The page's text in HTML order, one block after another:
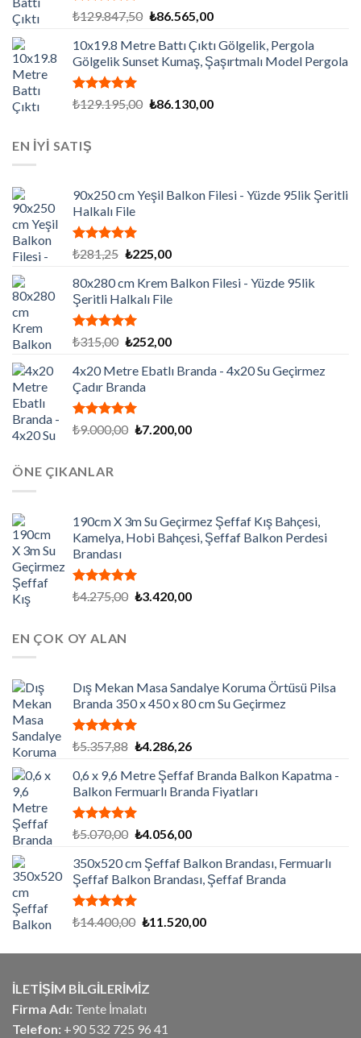
5 üzerinden
aldı
₺129.847,50 Orijinal
₺129.847,50.
₺86.565,00Şu
fiyat:
₺86.565,00.
10x19.8 Metre Battı Çıktı Gölgelik, Pergola
Gölgelik Sunset Kumaş, Şaşırtmalı Model Pergola
5 üzerinden
₺129.195,00 Orijinal
₺86.130,00Şu
EN İYİ SATIŞ
90x250 cm Yeşil Balkon Filesi - Yüzde 95lik Şeritli
Halkalı File
5 üzerinden
oy
aldı
₺281,25 Orijinal
₺281,25.
₺225,00Şu
fiyat:
₺225,00.
80x280 cm Krem Balkon Filesi - Yüzde 95lik
Şeritli Halkalı File
5 üzerinden
oy
aldı
₺315,00 Orijinal
₺315,00.
₺252,00Şu
fiyat:
4x20 Metre Ebatlı Branda - 4x20 Su Geçirmez
Çadır Branda
5 üzerinden
oy
₺9.000,00 Orijinal
₺7.200,00Şu
ÖNE ÇIKANLAR
190cm X 3m Su Geçirmez Şeffaf Kış Bahçesi,
Kamelya, Hobi Bahçesi, Şeffaf Balkon Perdesi
Brandası
5 üzerinden
oy
₺4.275,00 Orijinal
₺3.420,00Şu
EN ÇOK OY ALAN
Dış Mekan Masa Sandalye Koruma Örtüsü Pilsa
Branda 350 x 450 x 80 cm Su Geçirmez
5 üzerinden
oy
aldı
₺5.357,88 Orijinal
₺5.357,88.
₺4.286,26Şu
fiyat:
₺4.286,26.
0,6 x 9,6 Metre Şeffaf Branda Balkon Kapatma -
Balkon Fermuarlı Branda Fiyatları
5 üzerinden
oy
aldı
₺5.070,00 Orijinal
₺5.070,00.
₺4.056,00Şu
fiyat:
₺4.056,00.
350x520 cm Şeffaf Balkon Brandası, Fermuarlı
Şeffaf Balkon Brandası, Şeffaf Branda
5 üzerinden
₺14.400,00 Orijinal
₺14.400,00.
₺11.520,00Şu
fiyat:
İLETİŞİM BİLGİLERİMİZ
Firma Adı: Tente İmalatı
Telefon: +90 532 725 96 41